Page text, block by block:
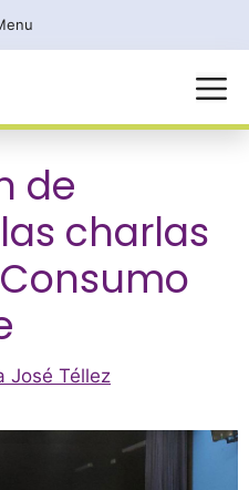
MENÚ
de
charlas
José Téllez